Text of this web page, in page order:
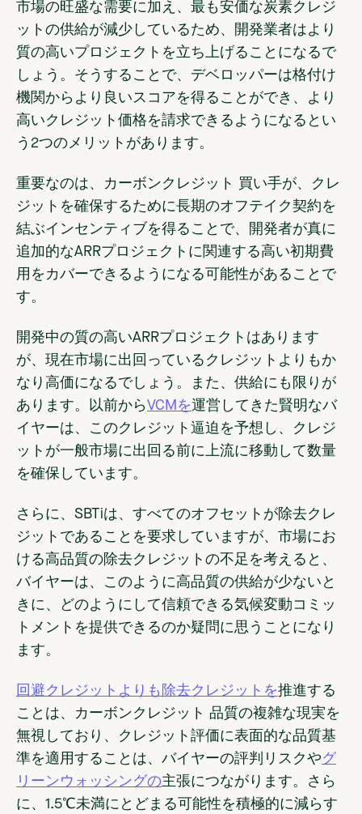
市場の旺盛な需要に加え、最も安価な炭素クレジ
ットの供給が減少しているため、開発業者はより
質の高いプロジェクトを立ち上げることになるで
しょう。そうすることで、デベロッパーは格付け
機関からより良いスコアを得ることができ、より
高いクレジット価格を請求できるようになるとい
う2つのメリットがあります。
重要なのは、カーボンクレジット 買い手が、クレ
ジットを確保するために長期のオフテイク契約を
結ぶインセンティブを得ることで、開発者が真に
追加的なARRプロジェクトに関連する高い初期費
用をカバーできるようになる可能性があることで
す。
開発中の質の高いARRプロジェクトはあります
が、現在市場に出回っているクレジットよりもか
なり高価になるでしょう。また、供給にも限りが
あります。以前からVCMを運営してきた賢明なバ
イヤーは、このクレジット逼迫を予想し、クレジ
ットが一般市場に出回る前に上流に移動して数量
を確保しています。
さらに、SBTiは、すべてのオフセットが除去クレ
ジットであることを要求していますが、市場にお
ける高品質の除去クレジットの不足を考えると、
バイヤーは、このように高品質の供給が少ないと
きに、どのようにして信頼できる気候変動コミッ
トメントを提供できるのか疑問に思うことになり
ます。
回避クレジットよりも除去クレジットを推進する
ことは、カーボンクレジット 品質の複雑な現実を
無視しており、クレジット評価に表面的な品質基
準を適用することは、バイヤーの評判リスクやグ
リーンウォッシングの主張につながります。さら
に、1.5℃未満にとどまる可能性を積極的に減らす